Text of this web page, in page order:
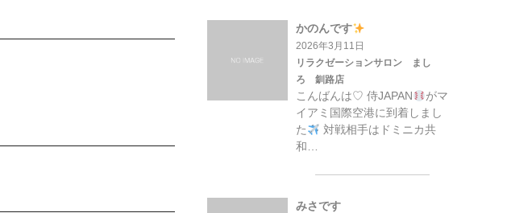
かのんです
2026年3月11日
リラクゼーションサロン まし
ろ 釧路店
こんばんは♡ 侍JAPAN
がマ
イアミ国際空港に到着しまし
た
対戦相手はドミニカ共
和…
みさです